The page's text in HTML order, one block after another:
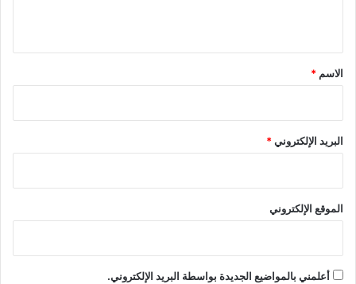
*
الاسم *
البريد الإلكتروني*
الموقع الإلكتروني
أعلمني بالمواضيع الجديدة بواسطة البريد الإلكتروني.